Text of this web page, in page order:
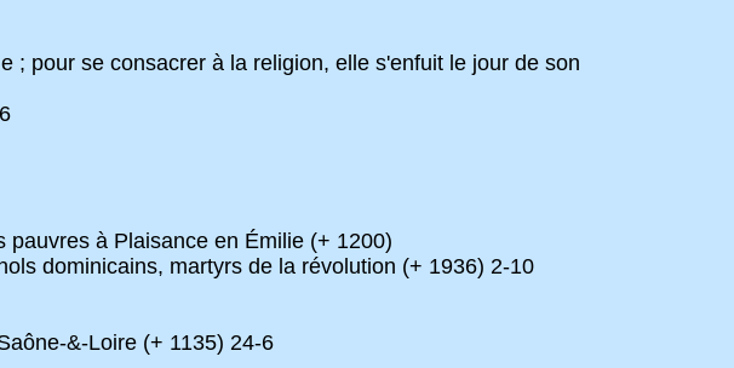
; pour se consacrer à la religion, elle s'enfuit le jour de son
à Plaisance en Émilie (+ 1200)
dominicains, martyrs de la révolution (+ 1936) 2-10
&-Loire (+ 1135) 24-6